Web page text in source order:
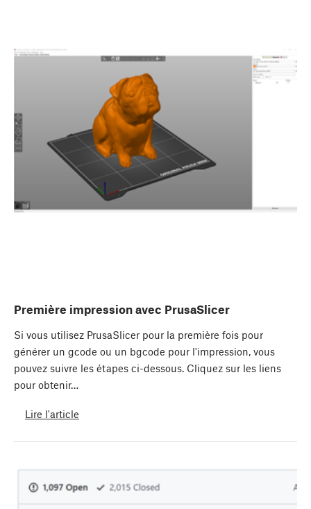
Première impression avec PrusaSlicer
Si vous utilisez PrusaSlicer pour la première fois pour
générer un gcode ou un bgcode pour l'impression, vous
pouvez suivre les étapes ci-dessous. Cliquez sur les liens
pour obtenir…
Lire l'article